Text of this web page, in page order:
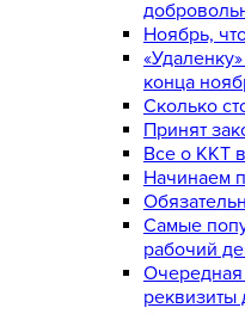
Ноябрь,
конца
Сколько
Принят
Все о ККТ
Начинаем
Самые
рабочий
Очередная
реквизиты